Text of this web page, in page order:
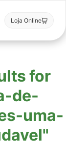
Loja Online
for
de-
uma-